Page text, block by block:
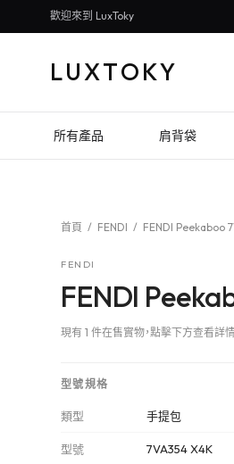
歡迎來到 LuxToky
LUXTOKY
所有產品 肩背袋
首頁 / FENDI / FENDI Peekaboo
FENDI
FENDI
現有 1 件在售實物，點擊下方查看詳
型號規格
類型 手提包
型號 7VA354 X4K